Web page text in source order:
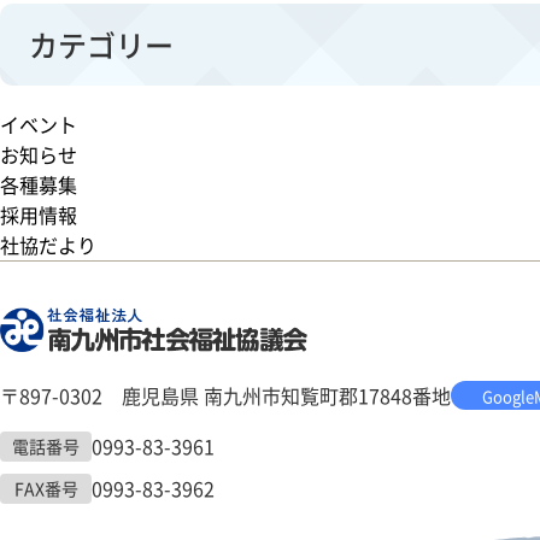
カテゴリー
イベント
お知らせ
各種募集
採用情報
社協だより
〒897-0302 鹿児島県 南九州市知覧町郡17848番地
電話番号 0993-83-3961
FAX番号 0993-83-3962